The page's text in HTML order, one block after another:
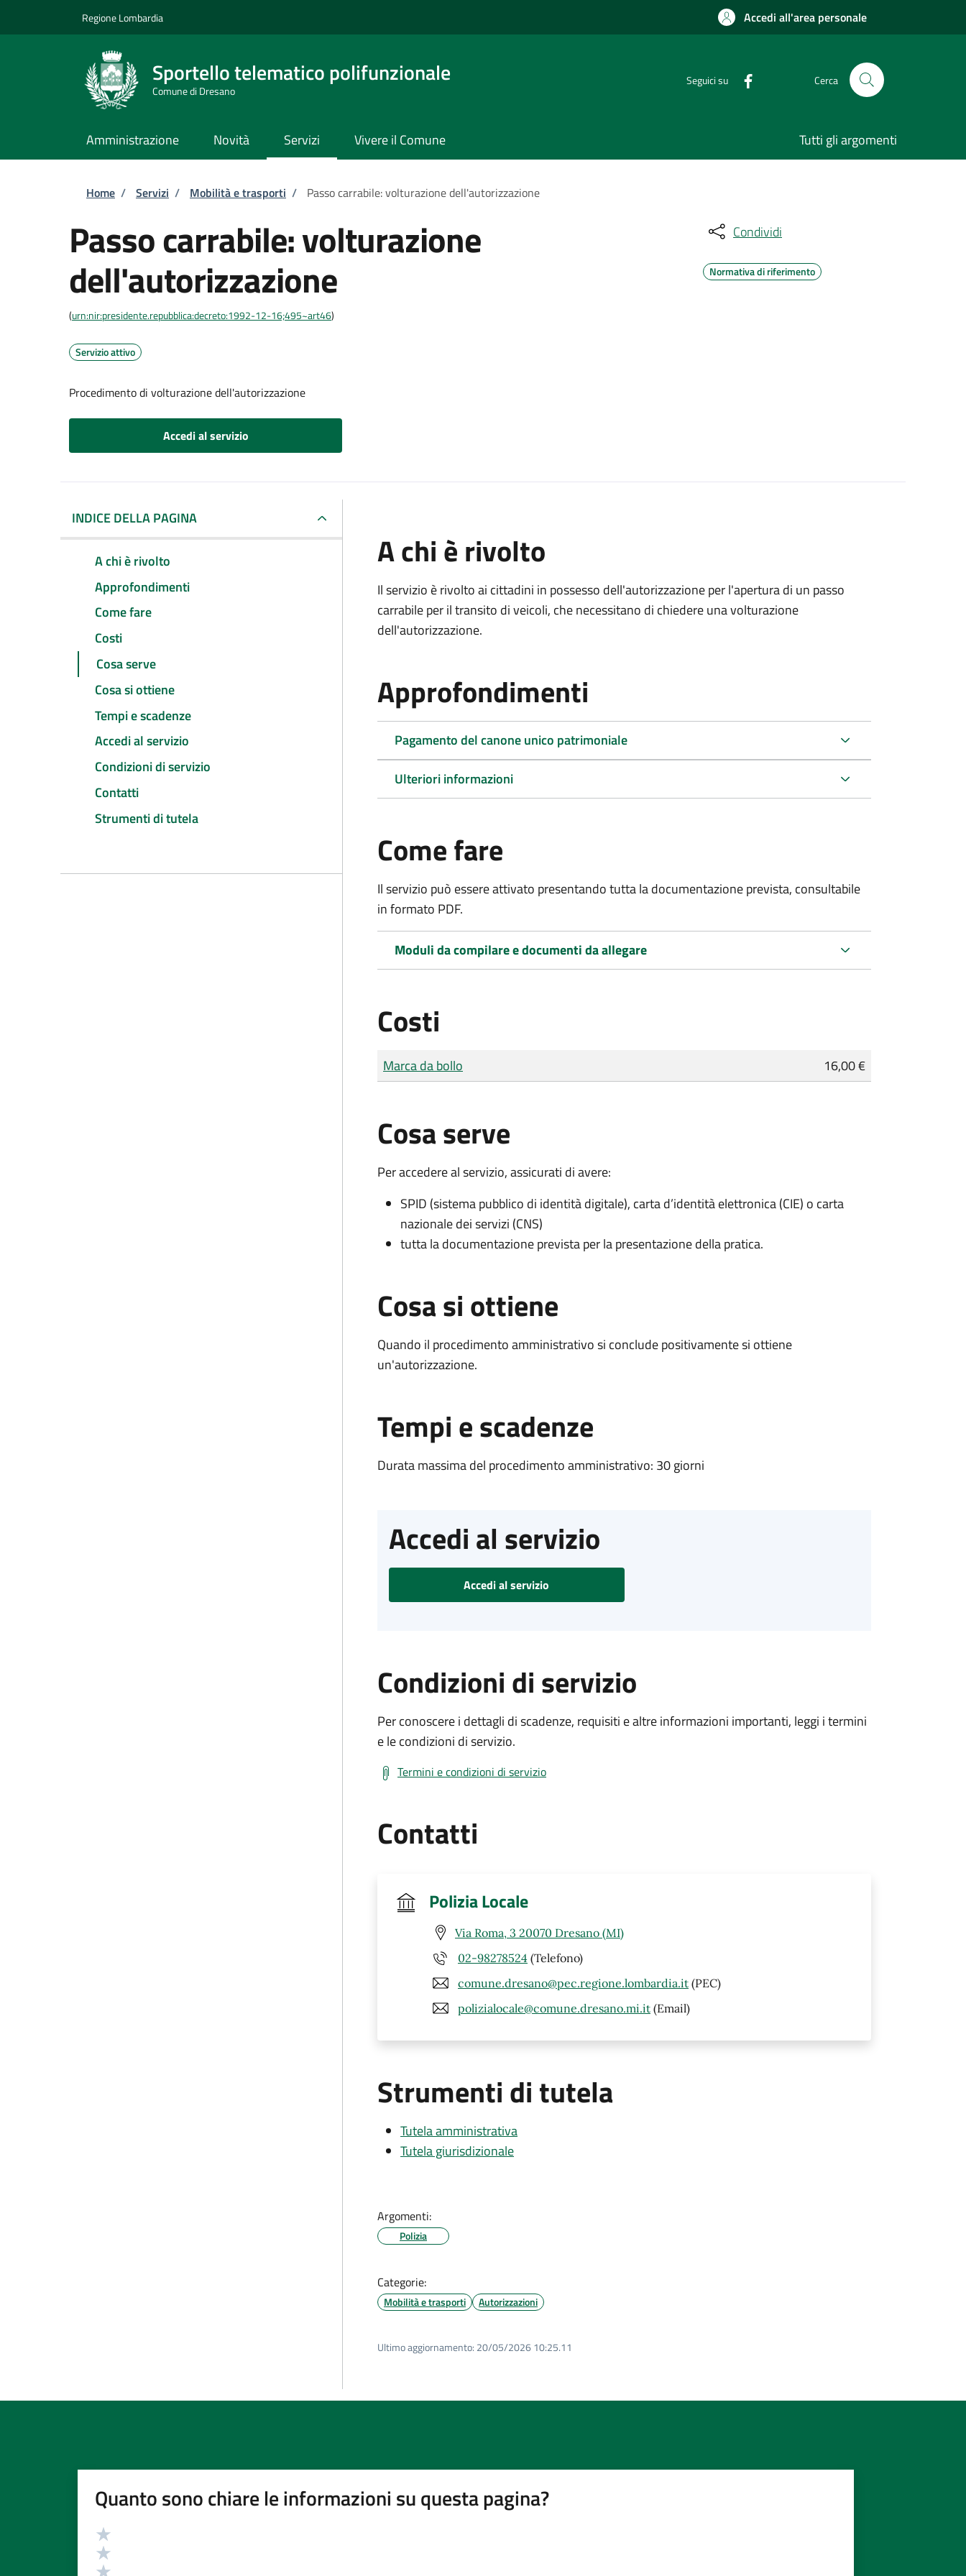
Regione Lombardia Accedi all'area personale
Sportello telematico polifunzionale
Comune di Dresano
Seguici su Cerca
Amministrazione Novità Servizi Vivere il Comune Tutti gli argomenti
Briciole di pane
Home / Servizi / Mobilità e trasporti / Passo carrabile: volturazione dell'autorizzazione
Passo carrabile: volturazione
dell'autorizzazione
(urn:nir:presidente.repubblica:decreto:1992-12-16;495~art46)
Servizio attivo
Procedimento di volturazione dell'autorizzazione
Accedi al servizio
Condividi
Normativa di riferimento
INDICE DELLA PAGINA
A chi è rivolto
Approfondimenti
Come fare
Costi
Cosa serve
Cosa si ottiene
Tempi e scadenze
Accedi al servizio
Condizioni di servizio
Contatti
Strumenti di tutela
A chi è rivolto
Il servizio è rivolto ai cittadini in possesso dell'autorizzazione per l'apertura di un passo
carrabile per il transito di veicoli, che necessitano di chiedere una volturazione
dell'autorizzazione.
Approfondimenti
Pagamento del canone unico patrimoniale
Ulteriori informazioni
Come fare
Il servizio può essere attivato presentando tutta la documentazione prevista, consultabile
in formato PDF.
Moduli da compilare e documenti da allegare
Costi
Tipo di pagamento
Importo
Marca da bollo 16,00 €
Cosa serve
Per accedere al servizio, assicurati di avere:
SPID (sistema pubblico di identità digitale), carta d’identità elettronica (CIE) o carta
nazionale dei servizi (CNS)
tutta la documentazione prevista per la presentazione della pratica.
Cosa si ottiene
Quando il procedimento amministrativo si conclude positivamente si ottiene
un'autorizzazione.
Tempi e scadenze
Durata massima del procedimento amministrativo: 30 giorni
Accedi al servizio
Accedi al servizio
Condizioni di servizio
Per conoscere i dettagli di scadenze, requisiti e altre informazioni importanti, leggi i termini
e le condizioni di servizio.
Termini e condizioni di servizio
Contatti
Polizia Locale
Via Roma, 3 20070 Dresano (MI)
02-98278524 (Telefono)
comune.dresano@pec.regione.lombardia.it (PEC)
polizialocale@comune.dresano.mi.it (Email)
Strumenti di tutela
Tutela amministrativa
Tutela giurisdizionale
Argomenti:
Polizia
Categorie:
Mobilità e trasporti Autorizzazioni
Ultimo aggiornamento: 20/05/2026 10:25.11
Quanto sono chiare le informazioni su questa pagina?
Valutazione